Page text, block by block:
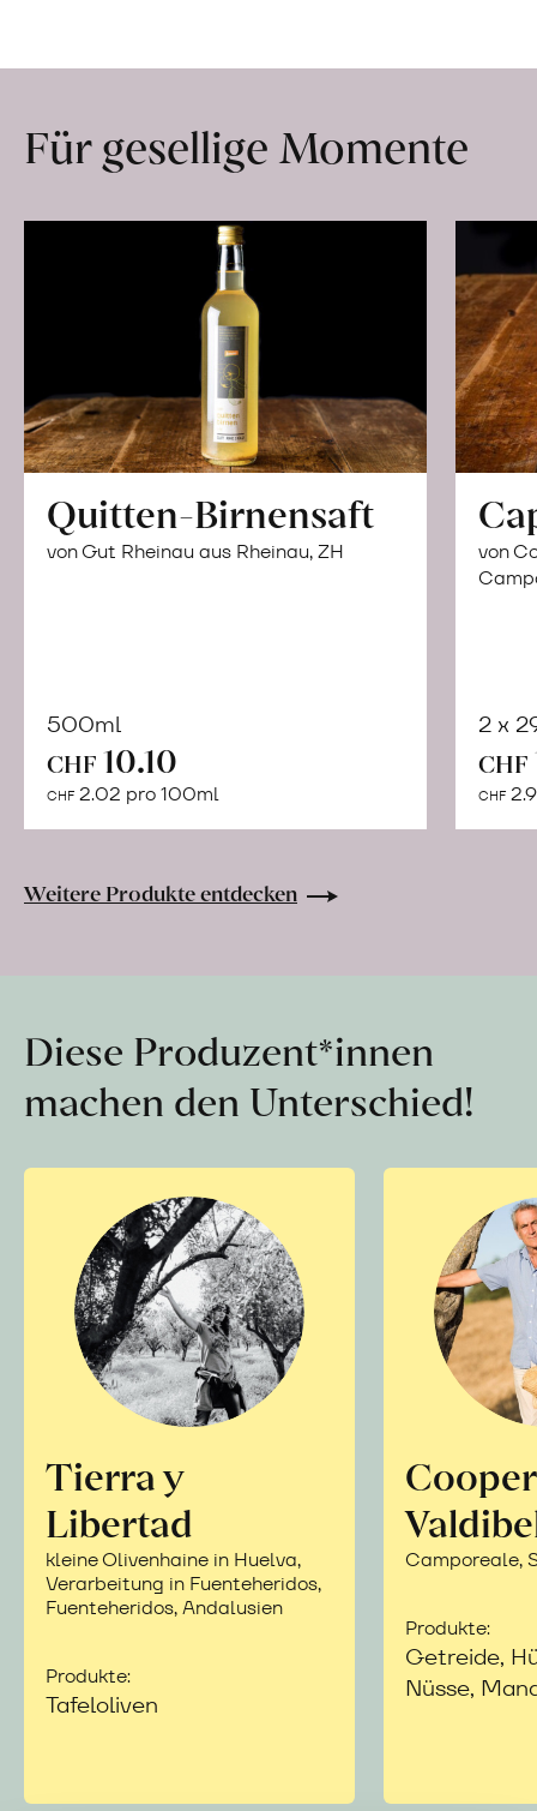
Für gesellige Momente
Quitten-Birnensaft
von Gut Rheinau aus Rheinau, ZH
500ml
CHF 10.10
CHF 2.02 pro 100ml
Warenkorb
von
2 x
CHF
CHF
Weitere Produkte entdecken
Diese Produzent*innen
machen den Unterschied!
Tierra y
Libertad
kleine Olivenhaine in Huelva,
Verarbeitung in Fuenteheridos,
Fuenteheridos, Andalusien
Produkte:
Tafeloliven
Camporeale,
Produkte:
Getreide,
Nüsse,